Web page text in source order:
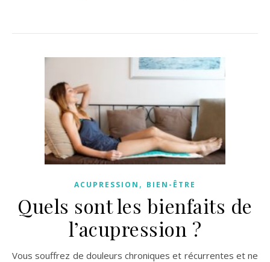
ACUPRESSION , BIEN-ÊTRE
Quels sont les bienfaits de
l’acupression ?
Vous souffrez de douleurs chroniques et récurrentes et ne